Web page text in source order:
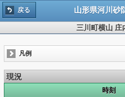
戻る 山形県河川砂
三川町横山 庄
凡例
現況
時刻